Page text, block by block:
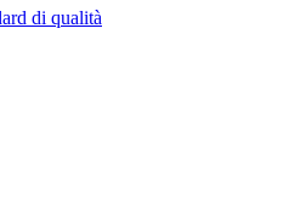
di qualità